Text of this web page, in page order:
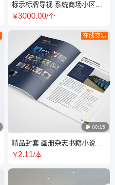
标示标牌导视 系统商场小区科
技园导向牌 精神堡垒指示牌公
￥3000.00/个
 00:15
在线交易
精品封套 画册杂志书籍小说 说
明书 内刊 各类印刷品 设计制作
￥2.11/本